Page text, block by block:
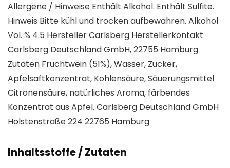
Allergene / Hinweise Enthält Alkohol. Enthält Sulfite.
Hinweis Bitte kühl und trocken aufbewahren. Alkohol
Vol. % 4.5 Hersteller Carlsberg Herstellerkontakt
Carlsberg Deutschland GmbH, 22755 Hamburg
Zutaten Fruchtwein (51%), Wasser, Zucker,
Apfelsaftkonzentrat, Kohlensäure, Säuerungsmittel
Citronensäure, natürliches Aroma, färbendes
Konzentrat aus Apfel. Carlsberg Deutschland GmbH
Holstenstraße 224 22765 Hamburg
Inhaltsstoffe / Zutaten